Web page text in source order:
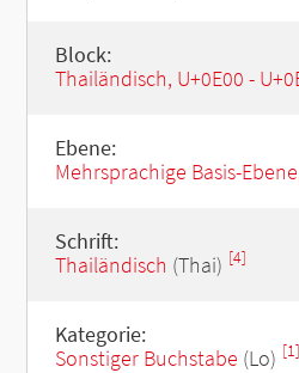
Block:
Thailändisch, U+0E00 -
Ebene:
Mehrsprachige Basis-
Schrift:
Thailändisch (Thai) [4]
Kategorie:
Sonstiger Buchstabe (Lo) [1]